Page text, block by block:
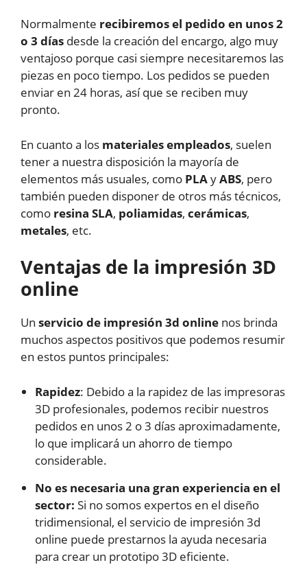
Normalmente recibiremos el pedido en unos 2
o 3 días desde la creación del encargo, algo muy
ventajoso porque casi siempre necesitaremos las
piezas en poco tiempo. Los pedidos se pueden
enviar en 24 horas, así que se reciben muy
pronto.
En cuanto a los materiales empleados, suelen
tener a nuestra disposición la mayoría de
elementos más usuales, como PLAyABS, pero
también pueden disponer de otros más técnicos,
como resina SLA, poliamidas, cerámicas,
metales, etc.
Ventajas de la impresión 3D
online
Un servicio de impresión 3d online nos brinda
muchos aspectos positivos que podemos resumir
en estos puntos principales:
Rapidez: Debido a la rapidez de las impresoras
3D profesionales, podemos recibir nuestros
pedidos en unos 2 o 3 días aproximadamente,
lo que implicará un ahorro de tiempo
considerable.
No es necesaria una gran experiencia en el
sector: Si no somos expertos en el diseño
tridimensional, el servicio de impresión 3d
online puede prestarnos la ayuda necesaria
para crear un prototipo 3D eficiente.